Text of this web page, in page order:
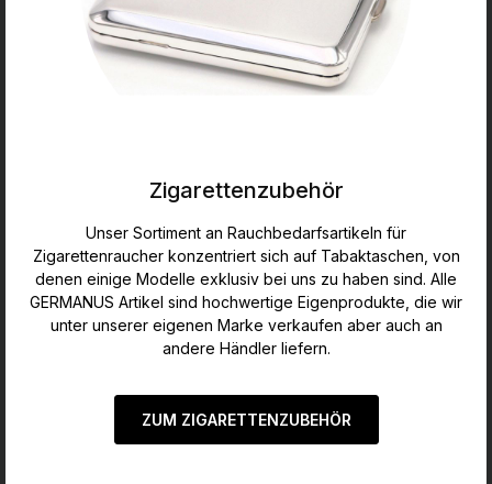
Zigarettenzubehör
Unser Sortiment an Rauchbedarfsartikeln für
Zigarettenraucher konzentriert sich auf Tabaktaschen, von
denen einige Modelle exklusiv bei uns zu haben sind. Alle
GERMANUS Artikel sind hochwertige Eigenprodukte, die wir
unter unserer eigenen Marke verkaufen aber auch an
andere Händler liefern.
ZUM ZIGARETTENZUBEHÖR